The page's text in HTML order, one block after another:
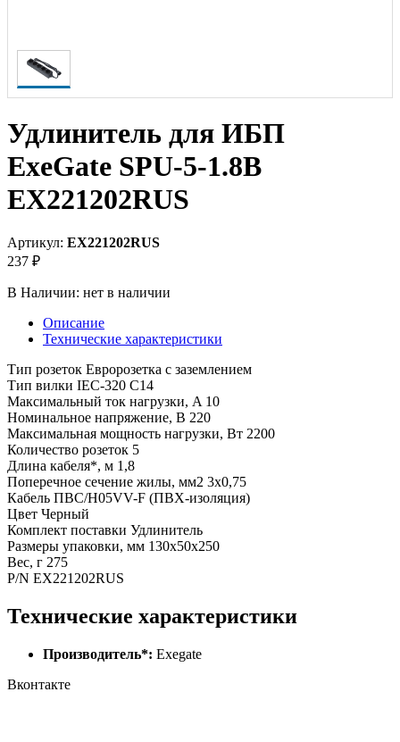
Удлинитель для ИБП
ExeGate SPU-5-1.8B
EX221202RUS
Артикул: EX221202RUS
237 ₽
В Наличии: нет в наличии
Описание
Технические характеристики
Тип розеток Евророзетка с заземлением
Тип вилки IEC-320 C14
Максимальный ток нагрузки, A 10
Номинальное напряжение, В 220
Максимальная мощность нагрузки, Вт 2200
Количество розеток 5
Длина кабеля*, м 1,8
Поперечное сечение жилы, мм2 3x0,75
Кабель ПВС/H05VV-F (ПВХ-изоляция)
Цвет Черный
Комплект поставки Удлинитель
Размеры упаковки, мм 130x50x250
Вес, г 275
P/N EX221202RUS
Технические характеристики
Производитель*: Exegate
Вконтакте